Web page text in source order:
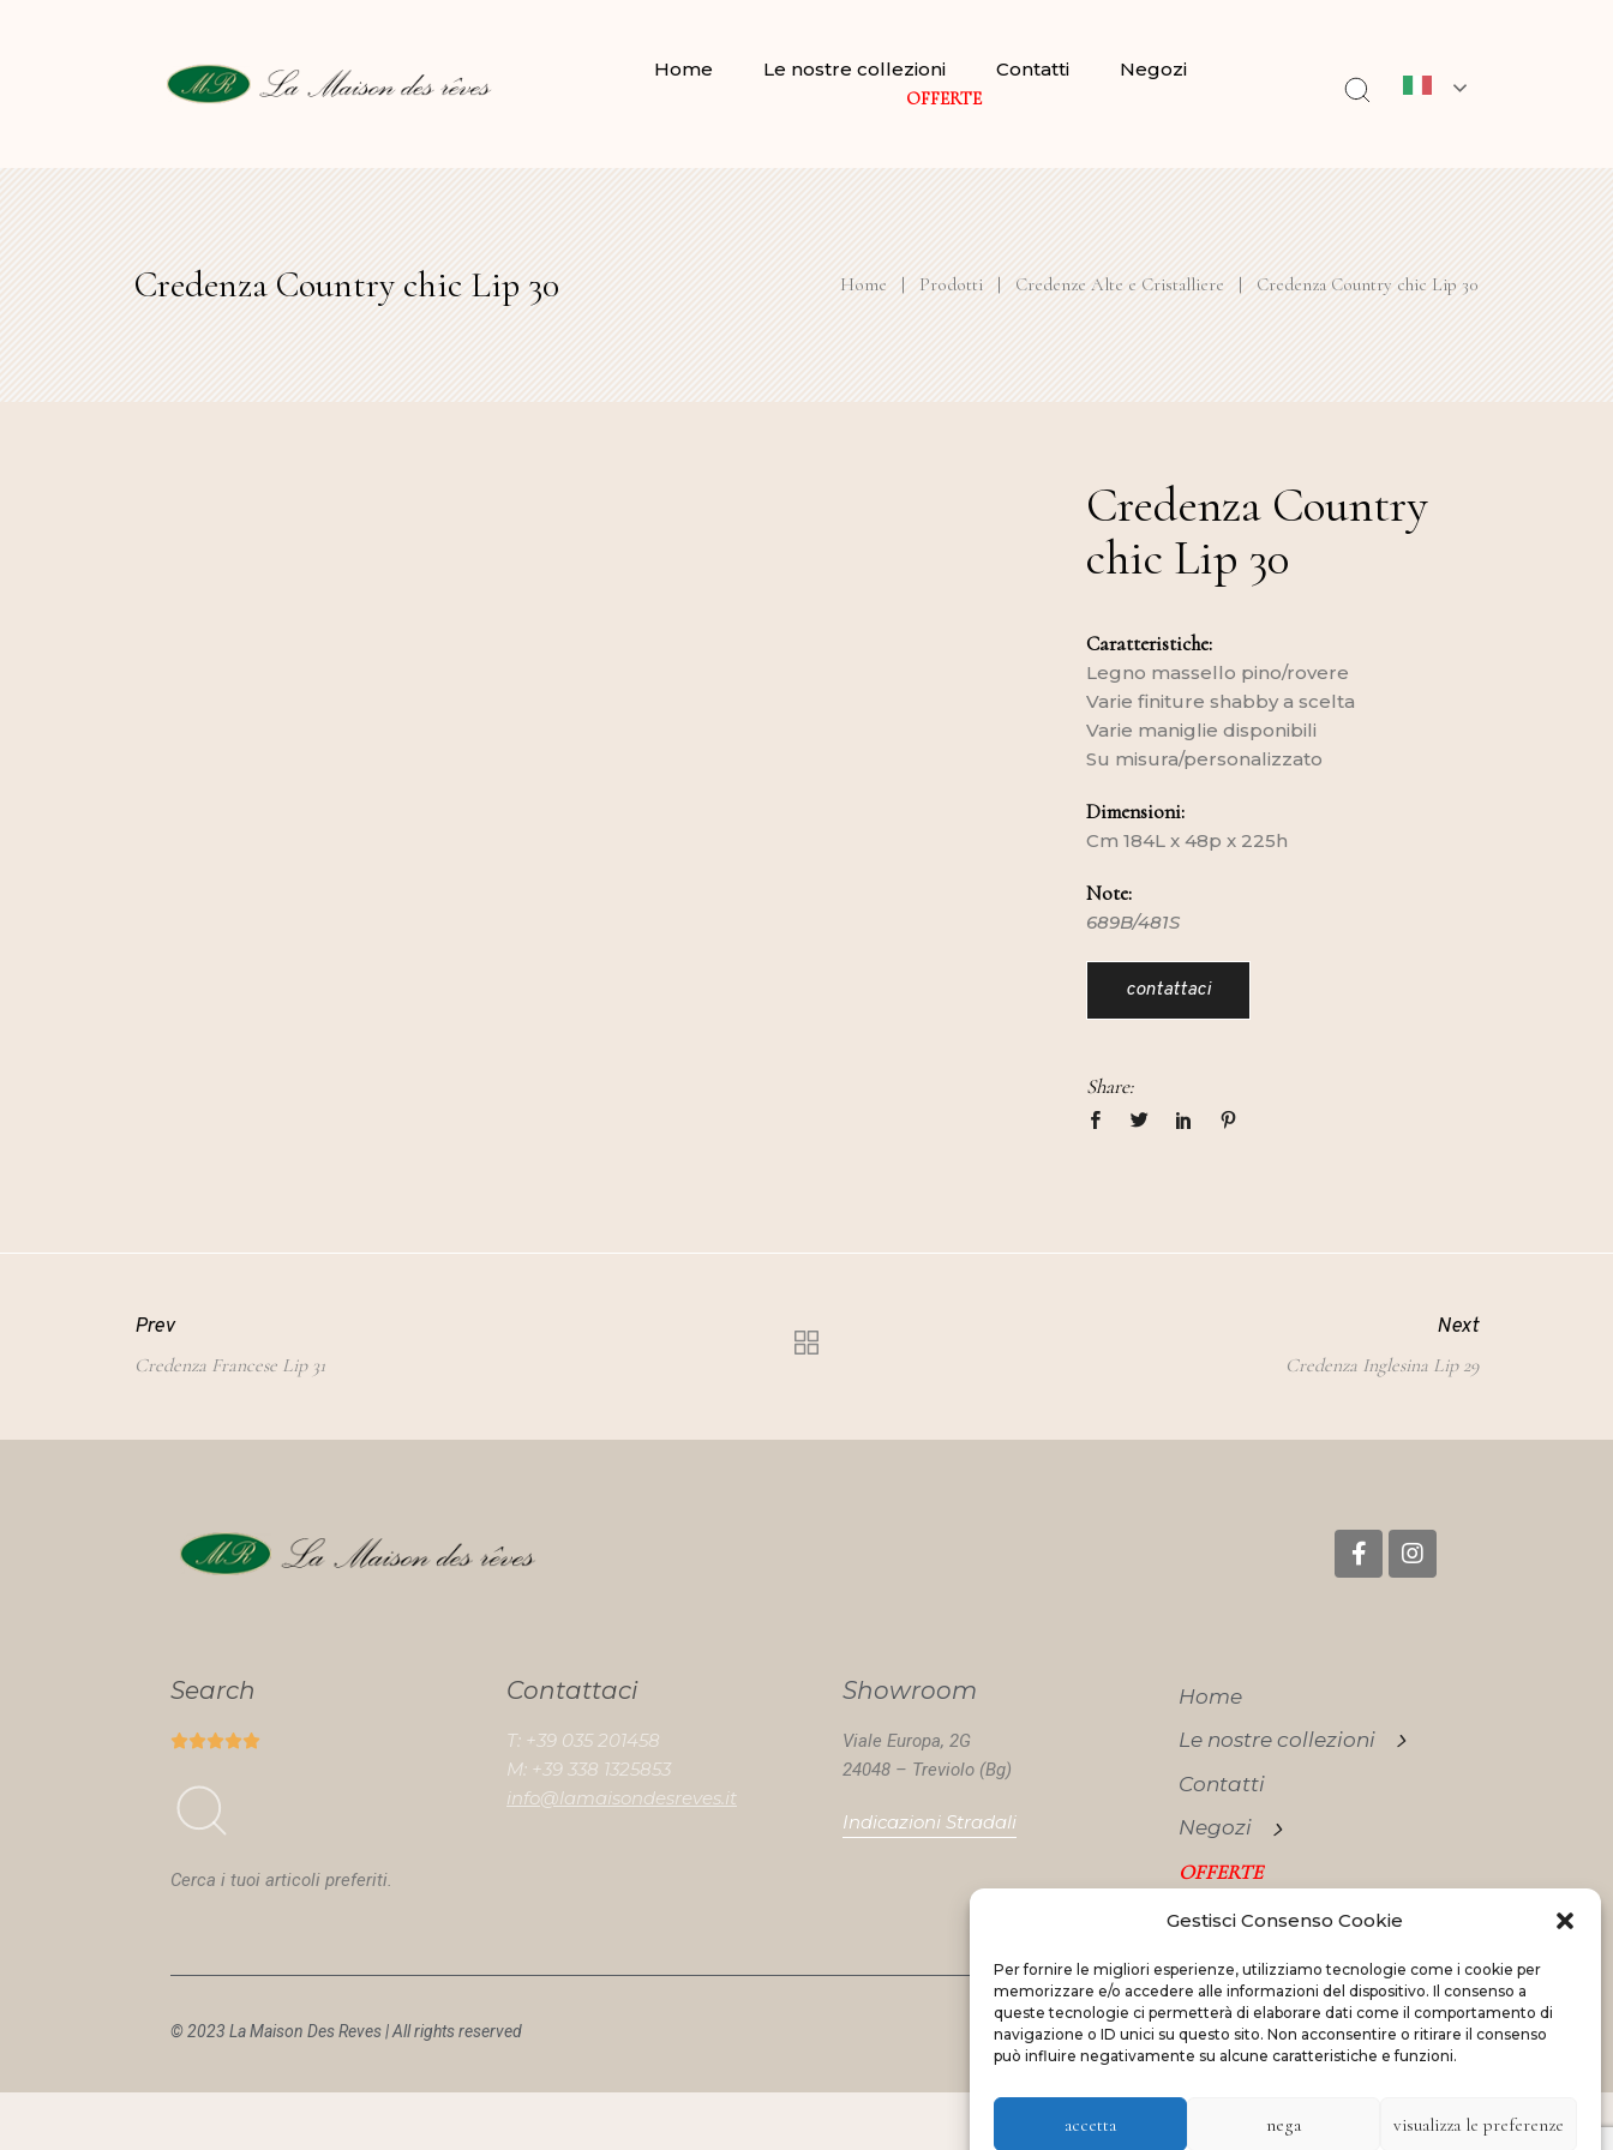
Gestisci Consenso Cookie
Per fornire le migliori esperienze, utilizziamo tecnologie come i cookie per
memorizzare e/o accedere alle informazioni del dispositivo. Il consenso a
queste tecnologie ci permetterà di elaborare dati come il comportamento di
navigazione o ID unici su questo sito. Non acconsentire o ritirare il consenso
può influire negativamente su alcune caratteristiche e funzioni.
accetta nega visualizza le preferenze
Home Le nostre collezioni Contatti Negozi
OFFERTE
Credenza Country chic Lip 30 Home | Prodotti | Credenze Alte e Cristalliere | Credenza Country chic Lip 30
Credenza Country
chic Lip 30
Caratteristiche:
Legno massello pino/rovere
Varie finiture shabby a scelta
Varie maniglie disponibili
Su misura/personalizzato
Dimensioni:
Cm 184L x 48p x 225h
Note:
689B/481S
contattaci
Share:
Prev
Credenza Francese Lip 31
Next
Credenza Inglesina Lip 29
Search

Cerca i tuoi articoli preferiti.
Contattaci
T: +39 035 201458
M: +39 338 1325853
info@lamaisondesreves.it
Showroom
Viale Europa, 2G
24048 – Treviolo (Bg)
Indicazioni Stradali
Home
Le nostre collezioni
Contatti
Negozi
OFFERTE
© 2023 La Maison Des Reves | All rights reserved Made with and byShadApps